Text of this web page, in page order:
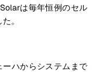
は毎年恒例のセル
。
ハからシステムまで